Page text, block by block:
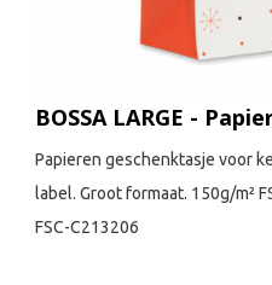
BOSSA LARGE -
Papieren geschenktasje voor
label. Groot formaat. 150g/m²
FSC-C213206